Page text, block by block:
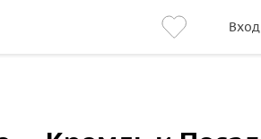
Вход